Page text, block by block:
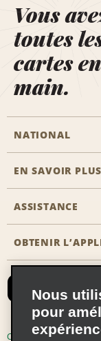
Vous
toutes
cartes en
main.
NATIONAL
Passer une
Solutions pour
EN SAVOIR PLUS
Carrière
ASSISTANCE
Accessibilité
Recevoir des
OBTENIR
Conditions d’utilisation
Nous
pour